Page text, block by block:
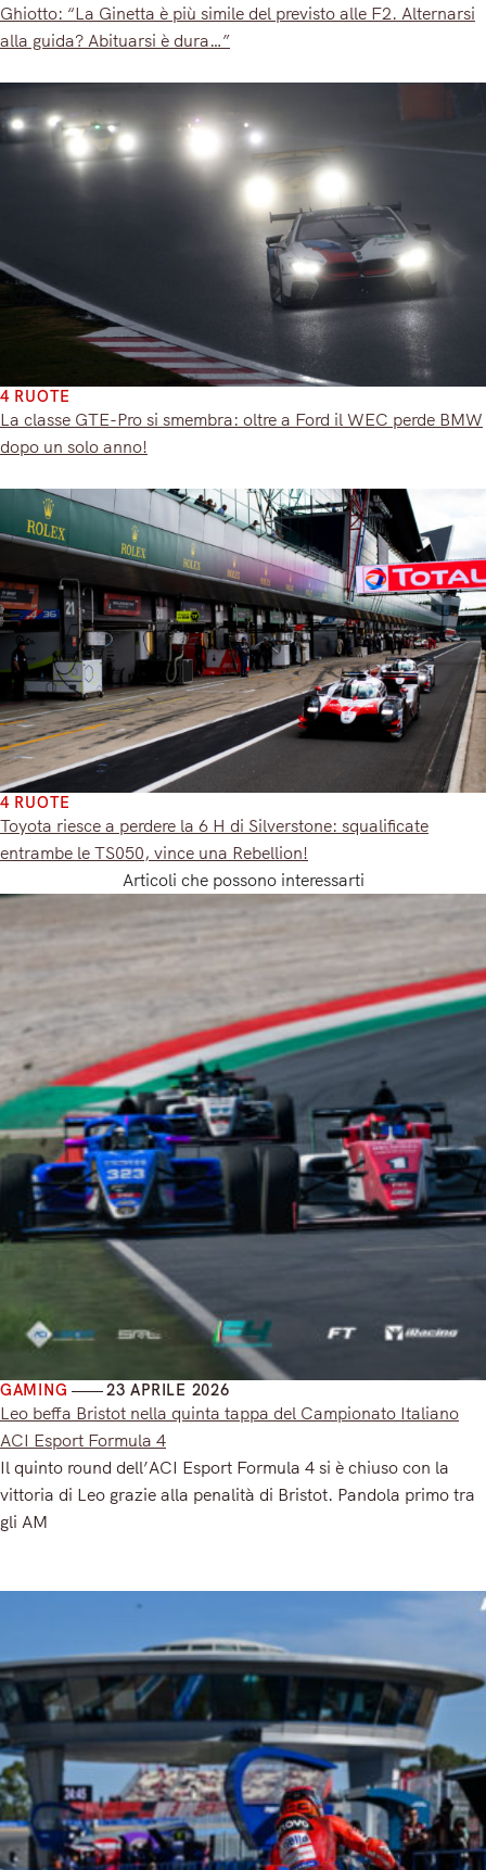
Ghiotto: “La Ginetta è più simile del previsto alle F2. Alternarsi
alla guida? Abituarsi è dura…”
4 RUOTE
La classe GTE-Pro si smembra: oltre a Ford il WEC perde BMW
dopo un solo anno!
4 RUOTE
Toyota riesce a perdere la 6 H di Silverstone: squalificate
entrambe le TS050, vince una Rebellion!
Articoli che possono interessarti
GAMING 23 APRILE 2026
Leo beffa Bristot nella quinta tappa del Campionato Italiano
ACI Esport Formula 4
Il quinto round dell’ACI Esport Formula 4 si è chiuso con la
vittoria di Leo grazie alla penalità di Bristot. Pandola primo tra
gli AM